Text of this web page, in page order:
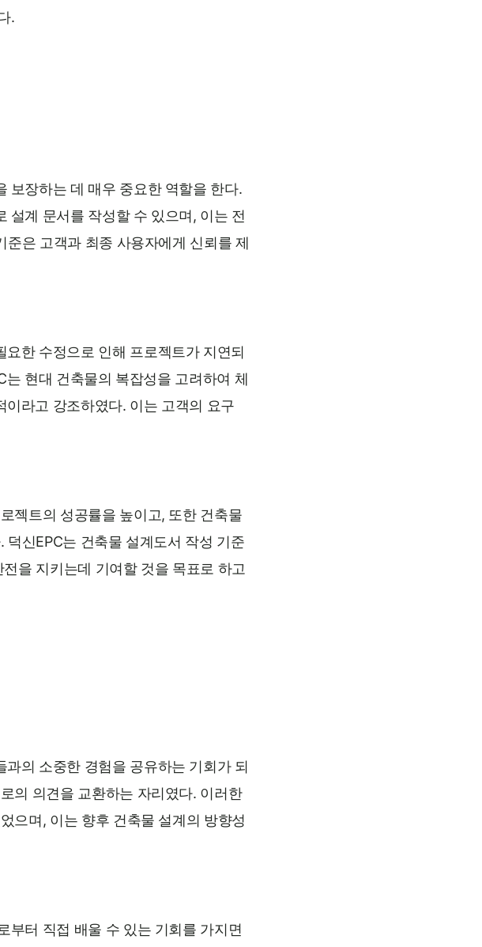
.
보장하는 데 매우 중요한 역할을 한다.
설계 문서를 작성할 수 있으며, 이는 전
은 고객과 최종 사용자에게 신뢰를 제
한 수정으로 인해 프로젝트가 지연되
현대 건축물의 복잡성을 고려하여 체
라고 강조하였다. 이는 고객의 요구
젝트의 성공률을 높이고, 또한 건축물
신EPC는 건축물 설계도서 작성 기준
을 지키는데 기여할 것을 목표로 하고
의 소중한 경험을 공유하는 기회가 되
의 의견을 교환하는 자리였다. 이러한
으며, 이는 향후 건축물 설계의 방향성
부터 직접 배울 수 있는 기회를 가지면